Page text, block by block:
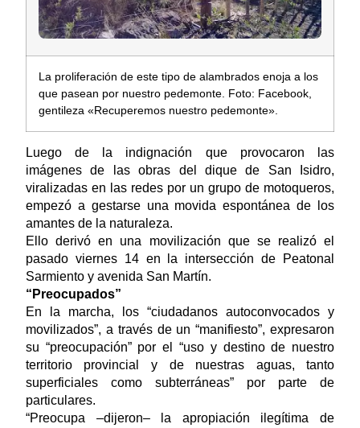
La proliferación de este tipo de alambrados enoja a los
que pasean por nuestro pedemonte. Foto: Facebook,
gentileza «Recuperemos nuestro pedemonte».
Luego de la indignación que provocaron las
imágenes de las obras del dique de San Isidro,
viralizadas en las redes por un grupo de motoqueros,
empezó a gestarse una movida espontánea de los
amantes de la naturaleza.
Ello derivó en una movilización que se realizó el
pasado viernes 14 en la intersección de Peatonal
Sarmiento y avenida San Martín.
“Preocupados”
En la marcha, los “ciudadanos autoconvocados y
movilizados”, a través de un “manifiesto”, expresaron
su “preocupación” por el “uso y destino de nuestro
territorio provincial y de nuestras aguas, tanto
superficiales como subterráneas” por parte de
particulares.
“Preocupa –dijeron– la apropiación ilegítima de